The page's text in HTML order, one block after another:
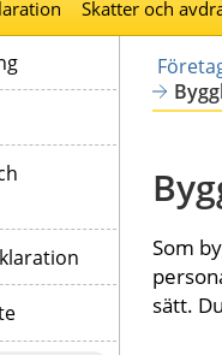
Skatter och
Som
sätt.